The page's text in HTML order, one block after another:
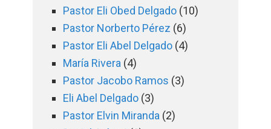
Pastor Eli Obed Delgado (10)
Pastor Norberto Pérez (6)
Pastor Eli Abel Delgado (4)
María Rivera (4)
Pastor Jacobo Ramos (3)
Eli Abel Delgado (3)
Pastor Elvin Miranda (2)